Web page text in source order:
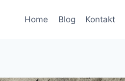
Home Blog Kontakt